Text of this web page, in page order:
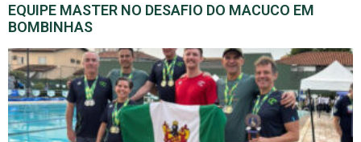
EQUIPE MASTER NO DESAFIO DO MACUCO EM
BOMBINHAS